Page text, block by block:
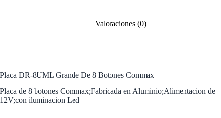
Valoraciones (0)
Placa DR-8UML Grande De 8 Botones Commax
Placa de 8 botones Commax;Fabricada en Aluminio;Alimentacion de
12V;con iluminacion Led